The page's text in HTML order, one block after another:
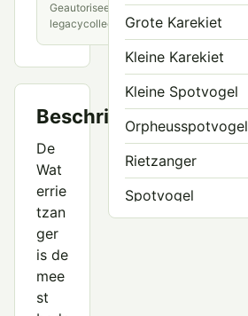
Geautoriseerde
legacycollectie
Beschrijving
De
Wat
errie
tzan
ger
is de
mee
st
Grote Karekiet
Kleine Karekiet
Kleine Spotvogel
Orpheusspotvogel
Rietzanger
Spotvogel